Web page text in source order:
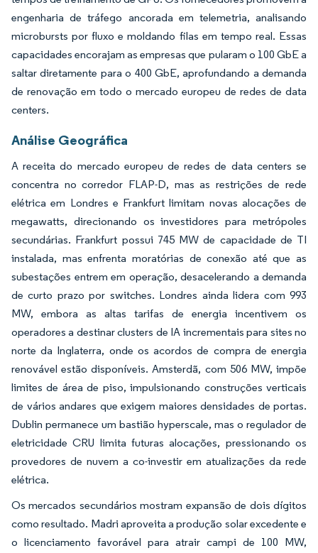
engenharia de tráfego ancorada em telemetria, analisando
microbursts por fluxo e moldando filas em tempo real. Essas
capacidades encorajam as empresas que pularam o 100 GbE a
saltar diretamente para o 400 GbE, aprofundando a demanda
de renovação em todo o mercado europeu de redes de data
centers.
Análise Geográfica
A receita do mercado europeu de redes de data centers se
concentra no corredor FLAP-D, mas as restrições de rede
elétrica em Londres e Frankfurt limitam novas alocações de
megawatts, direcionando os investidores para metrópoles
secundárias. Frankfurt possui 745 MW de capacidade de TI
instalada, mas enfrenta moratórias de conexão até que as
subestações entrem em operação, desacelerando a demanda
de curto prazo por switches. Londres ainda lidera com 993
MW, embora as altas tarifas de energia incentivem os
operadores a destinar clusters de IA incrementais para sites no
norte da Inglaterra, onde os acordos de compra de energia
renovável estão disponíveis. Amsterdã, com 506 MW, impõe
limites de área de piso, impulsionando construções verticais
de vários andares que exigem maiores densidades de portas.
Dublin permanece um bastião hyperscale, mas o regulador de
eletricidade CRU limita futuras alocações, pressionando os
provedores de nuvem a co-investir em atualizações da rede
elétrica.
Os mercados secundários mostram expansão de dois dígitos
como resultado. Madri aproveita a produção solar excedente e
o licenciamento favorável para atrair campi de 100 MW,